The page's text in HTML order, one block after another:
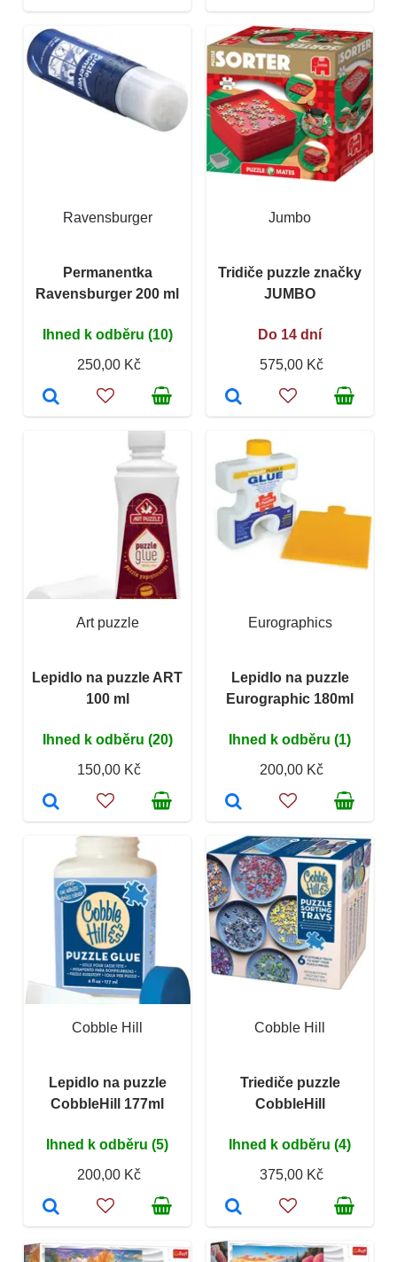
Ravensburger
Permanentka
Ravensburger 200 ml
Ihned k odběru (10)
250,00 Kč
Jumbo
Tridiče puzzle značky
JUMBO
Do 14 dní
575,00 Kč
Art puzzle
Lepidlo na puzzle ART
100 ml
Ihned k odběru (20)
150,00 Kč
Eurographics
Lepidlo na puzzle
Eurographic 180ml
Ihned k odběru (1)
200,00 Kč
Cobble Hill
Lepidlo na puzzle
CobbleHill 177ml
Ihned k odběru (5)
200,00 Kč
Cobble Hill
Triediče puzzle
CobbleHill
Ihned k odběru (4)
375,00 Kč